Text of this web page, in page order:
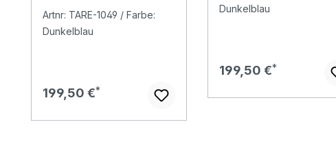
Artnr: TARE-1049 / Farbe:
Dunkelblau
Regulärer Preis:
199,50 €
Dunkelblau
Regulärer Preis:
199,50 €